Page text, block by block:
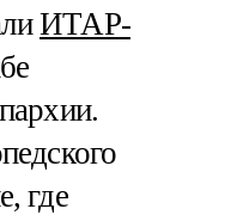
ИТАР-
где